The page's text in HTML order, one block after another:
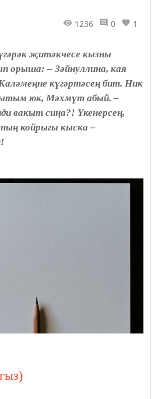
1236 0 1
җитәкчесе кызны
орыша: – Зәйнуллина, кая
күгәртәсең бит. Ник
юк, Мәхмүт абый. –
вакыт сиңа?! Үкенерсең,
койрыгы кыска –